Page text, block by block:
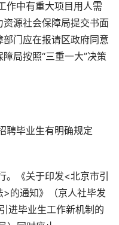
作中有重大项目用人需
源社会保障局提交书面
门应在报请区政府同意
局按照“三重一大”决策
聘毕业生有明确规定
。《关于印发<北京市引
的通知》（京人社毕发
进毕业生工作新机制的